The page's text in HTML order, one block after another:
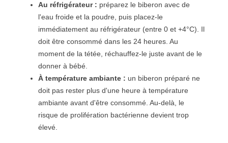
Au réfrigérateur : préparez le biberon avec de
l'eau froide et la poudre, puis placez-le
immédiatement au réfrigérateur (entre 0 et +4°C). Il
doit être consommé dans les 24 heures. Au
moment de la tétée, réchauffez-le juste avant de le
donner à bébé.
À température ambiante : un biberon préparé ne
doit pas rester plus d'une heure à température
ambiante avant d'être consommé. Au-delà, le
risque de prolifération bactérienne devient trop
élevé.